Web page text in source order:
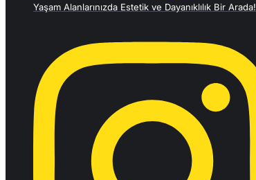
Yaşam Alanlarınızda Estetik ve Dayanıklılık Bir Arada!